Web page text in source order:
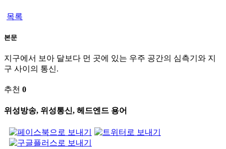
목록
본문
지구에서 보아 달보다 먼 곳에 있는 우주 공간의 심측기와 지
구 사이의 통신.
추천 0
위성방송, 위성통신, 헤드엔드 용어